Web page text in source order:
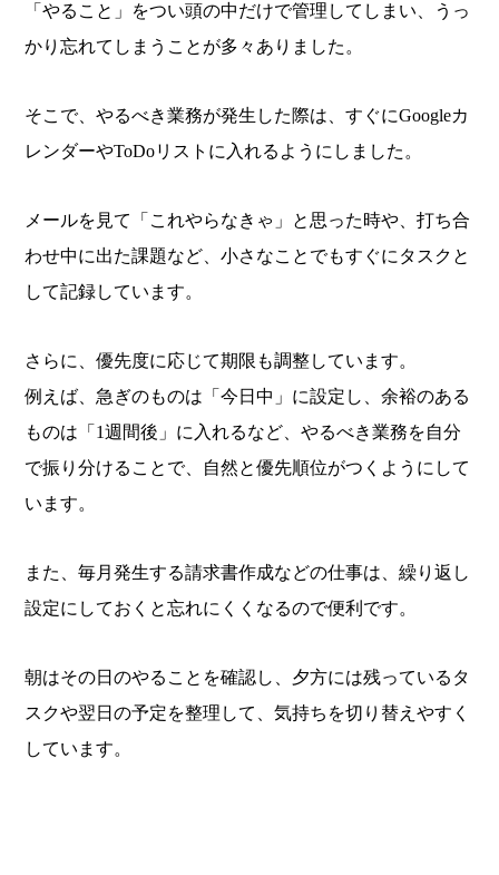
「やること」をつい頭の中だけで管理してしまい、うっ
かり忘れてしまうことが多々ありました。
そこで、やるべき業務が発生した際は、すぐにGoogleカ
レンダーやToDoリストに入れるようにしました。
メールを見て「これやらなきゃ」と思った時や、打ち合
わせ中に出た課題など、小さなことでもすぐにタスクと
して記録しています。
さらに、優先度に応じて期限も調整しています。
例えば、急ぎのものは「今日中」に設定し、余裕のある
ものは「1週間後」に入れるなど、やるべき業務を自分
で振り分けることで、自然と優先順位がつくようにして
います。
また、毎月発生する請求書作成などの仕事は、繰り返し
設定にしておくと忘れにくくなるので便利です。
朝はその日のやることを確認し、夕方には残っているタ
スクや翌日の予定を整理して、気持ちを切り替えやすく
しています。